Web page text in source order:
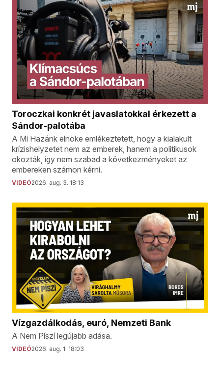
Toroczkai konkrét javaslatokkal érkezett a
Sándor-palotába
A Mi Hazánk elnöke emlékeztetett, hogy a kialakult
krízishelyzetet nem az emberek, hanem a politikusok
okozták, így nem szabad a következményeket az
embereken számon kérni.
VIDEÓ2026. aug. 3. 18:13
Vízgazdálkodás, euró, Nemzeti Bank
A Nem Píszí legújabb adása.
VIDEÓ2026. aug. 1. 18:03